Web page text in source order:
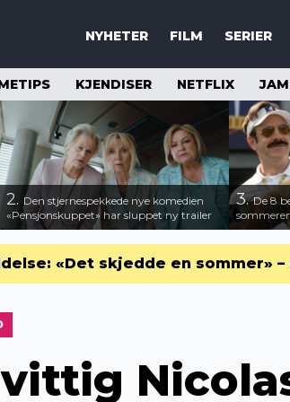
NYHETER FILM SERIER
KJENDISER NETFLIX
2. Den stjernespekkede nye komedien
«Pensjonskuppet» har sluppet ny trailer
3.De 8
«Det skjedde en sommer»